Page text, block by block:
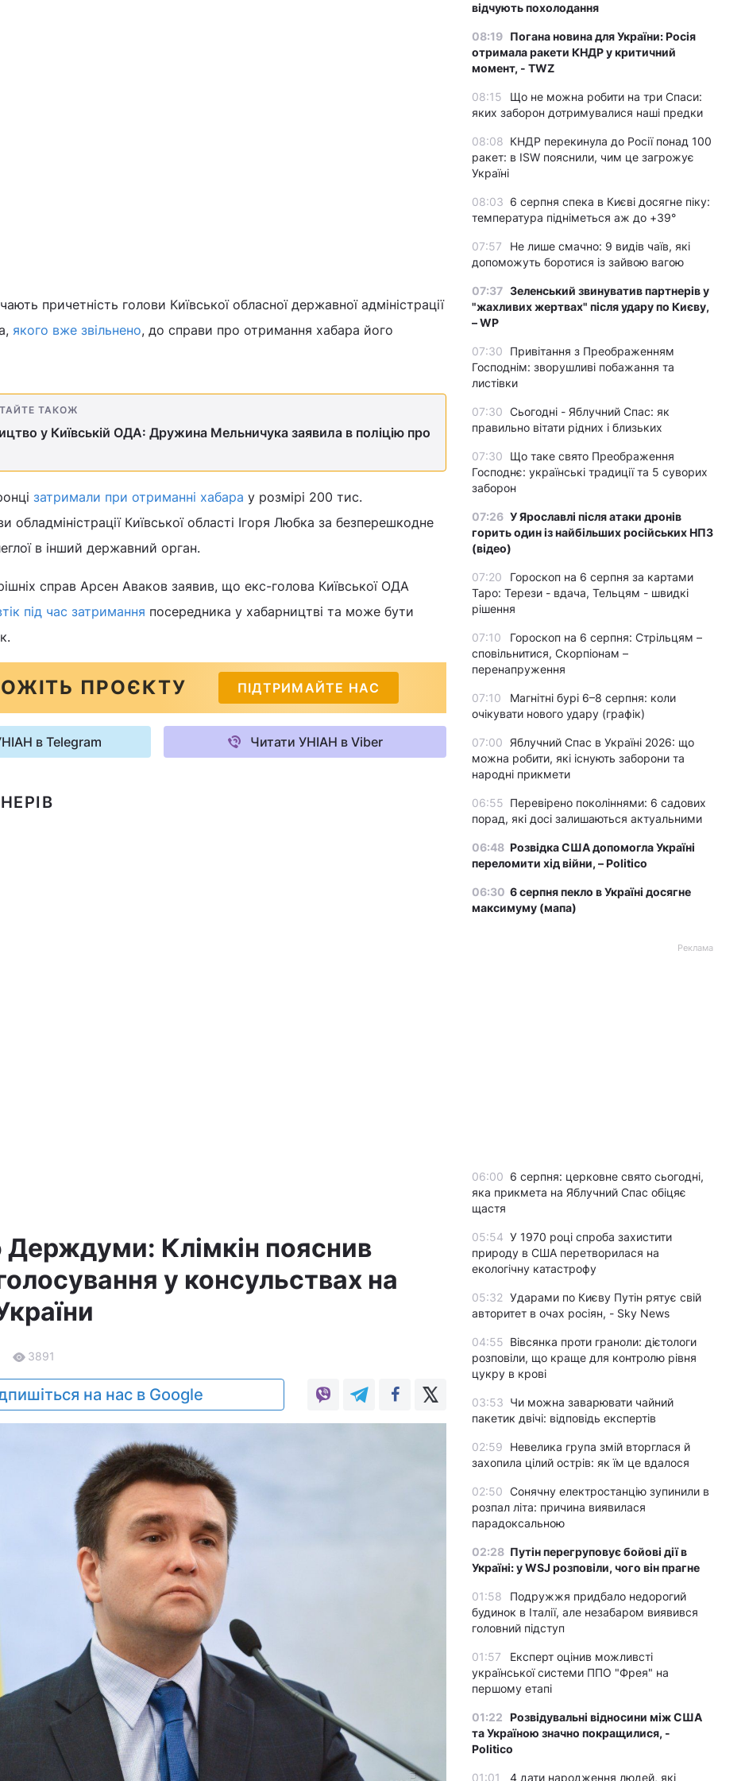
причетність голови Київської обласної державної адміністрації
якого вже звільнено, до справи про отримання хабара його
ТАКОЖ
у Київській ОДА: Дружина Мельничука заявила в поліцію про
затримали при отриманні хабара у розмірі 200 тис.
обладміністрації Київської області Ігоря Любка за безперешкодне
в інший державний орган.
справ Арсен Аваков заявив, що екс-голова Київської ОДА
під час затримання посередника у хабарництві та може бути
ПРОЄКТУ ПІДТРИМАЙТЕ НАС
в Telegram Читати УНІАН в Viber
Клімкін пояснив
у консульствах на
3891
на нас в Google
відчують похолодання
08:19 Погана новина для України: Росія
отримала ракети КНДР у критичний
момент, - TWZ
08:15
Що не можна робити на три Спаси:
яких заборон дотримувалися наші предки
08:08 КНДР перекинула до Росії понад 100
ракет: в ISW пояснили, чим це загрожує
Україні
08:03 6 серпня спека в Києві досягне піку:
температура підніметься аж до +39°
07:57
Не лише смачно: 9 видів чаїв, які
допоможуть боротися із зайвою вагою
07:37 Зеленський звинуватив партнерів у
"жахливих жертвах" після удару по Києву,
– WP
07:30
Привітання з Преображенням
Господнім: зворушливі побажання та
листівки
07:30 Сьогодні - Яблучний Спас: як
правильно вітати рідних і близьких
07:30
Що таке свято Преображення
Господнє: українські традиції та 5 суворих
заборон
07:26 У Ярославлі після атаки дронів
горить один із найбільших російських НПЗ
(відео)
07:20
Гороскоп на 6 серпня за картами
Таро: Терези - вдача, Тельцям - швидкі
рішення
07:10
Гороскоп на 6 серпня: Стрільцям –
сповільнитися, Скорпіонам –
перенапруження
07:10
Магнітні бурі 6–8 серпня: коли
очікувати нового удару (графік)
07:00 Яблучний Спас в Україні 2026: що
можна робити, які існують заборони та
народні прикмети
06:55 Перевірено поколіннями: 6 садових
порад, які досі залишаються актуальними
06:48 Розвідка США допомогла Україні
переломити хід війни, – Politico
06:30 6 серпня пекло в Україні досягне
максимуму (мапа)
Реклама
06:00 6 серпня: церковне свято сьогодні,
яка прикмета на Яблучний Спас обіцяє
щастя
05:54 У 1970 році спроба захистити
природу в США перетворилася на
екологічну катастрофу
05:32 Ударами по Києву Путін рятує свій
авторитет в очах росіян, - Sky News
04:55 Вівсянка проти граноли: дієтологи
розповіли, що краще для контролю рівня
цукру в крові
03:53 Чи можна заварювати чайний
пакетик двічі: відповідь експертів
02:59
Невелика група змій вторглася й
захопила цілий острів: як їм це вдалося
02:50 Сонячну електростанцію зупинили в
розпал літа: причина виявилася
парадоксальною
02:28 Путін перегруповує бойові дії в
Україні: у WSJ розповіли, чого він прагне
01:58
Подружжя придбало недорогий
будинок в Італії, але незабаром виявився
головний підступ
01:57
Експерт оцінив можливсті
української системи ППО "Фрея" на
першому етапі
01:22 Розвідувальні відносини між США
та Україною значно покращилися, -
Politico
01:01 4 дати народження людей, які